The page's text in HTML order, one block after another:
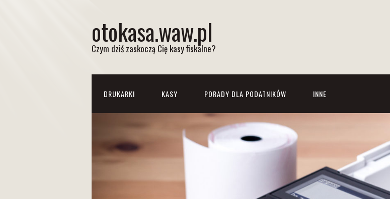
otokasa.waw.pl
Czym dziś zaskoczą Cię kasy fiskalne?
DRUKARKI KASY PORADY DLA PODATNIKÓW INNE